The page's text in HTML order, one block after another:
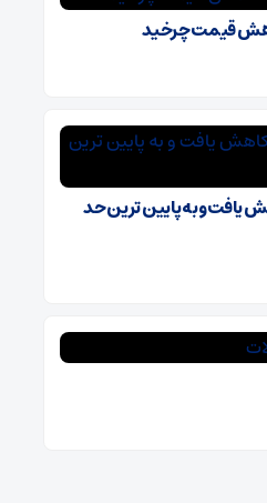
کاهش قیمت چرخید
و به پایین‌ ترین حد